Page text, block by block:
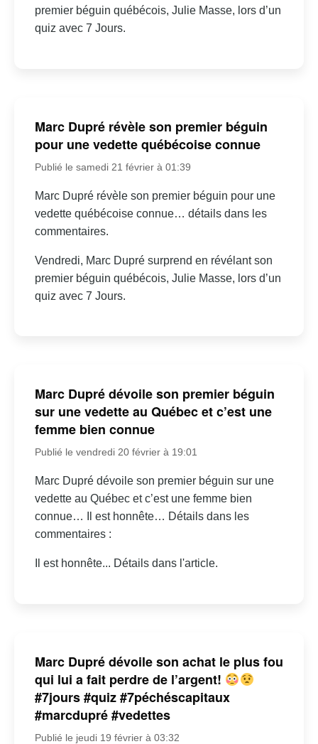
premier béguin québécois, Julie Masse, lors d’un
quiz avec 7 Jours.
Marc Dupré révèle son premier béguin
pour une vedette québécoise connue
Publié le samedi 21 février à 01:39
Marc Dupré révèle son premier béguin pour une
vedette québécoise connue… détails dans les
commentaires.
Vendredi, Marc Dupré surprend en révélant son
premier béguin québécois, Julie Masse, lors d’un
quiz avec 7 Jours.
Marc Dupré dévoile son premier béguin
sur une vedette au Québec et c’est une
femme bien connue
Publié le vendredi 20 février à 19:01
Marc Dupré dévoile son premier béguin sur une
vedette au Québec et c’est une femme bien
connue… Il est honnête… Détails dans les
commentaires :
Il est honnête... Détails dans l'article.
Marc Dupré dévoile son achat le plus fou
qui lui a fait perdre de l’argent!
#7jours #quiz #7péchéscapitaux
#marcdupré #vedettes
Publié le jeudi 19 février à 03:32